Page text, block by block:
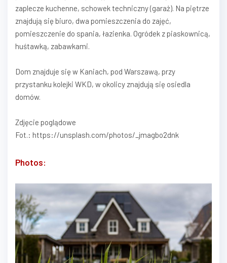
zaplecze kuchenne, schowek techniczny (garaż). Na piętrze
znajdują się biuro, dwa pomieszczenia do zajęć,
pomieszczenie do spania, łazienka. Ogródek z piaskownicą,
huśtawką, zabawkami.
Dom znajduje się w Kaniach, pod Warszawą, przy
przystanku kolejki WKD, w okolicy znajdują się osiedla
domów.
Zdjęcie poglądowe
Fot.: https://unsplash.com/photos/_jmagbo2dnk
Photos: